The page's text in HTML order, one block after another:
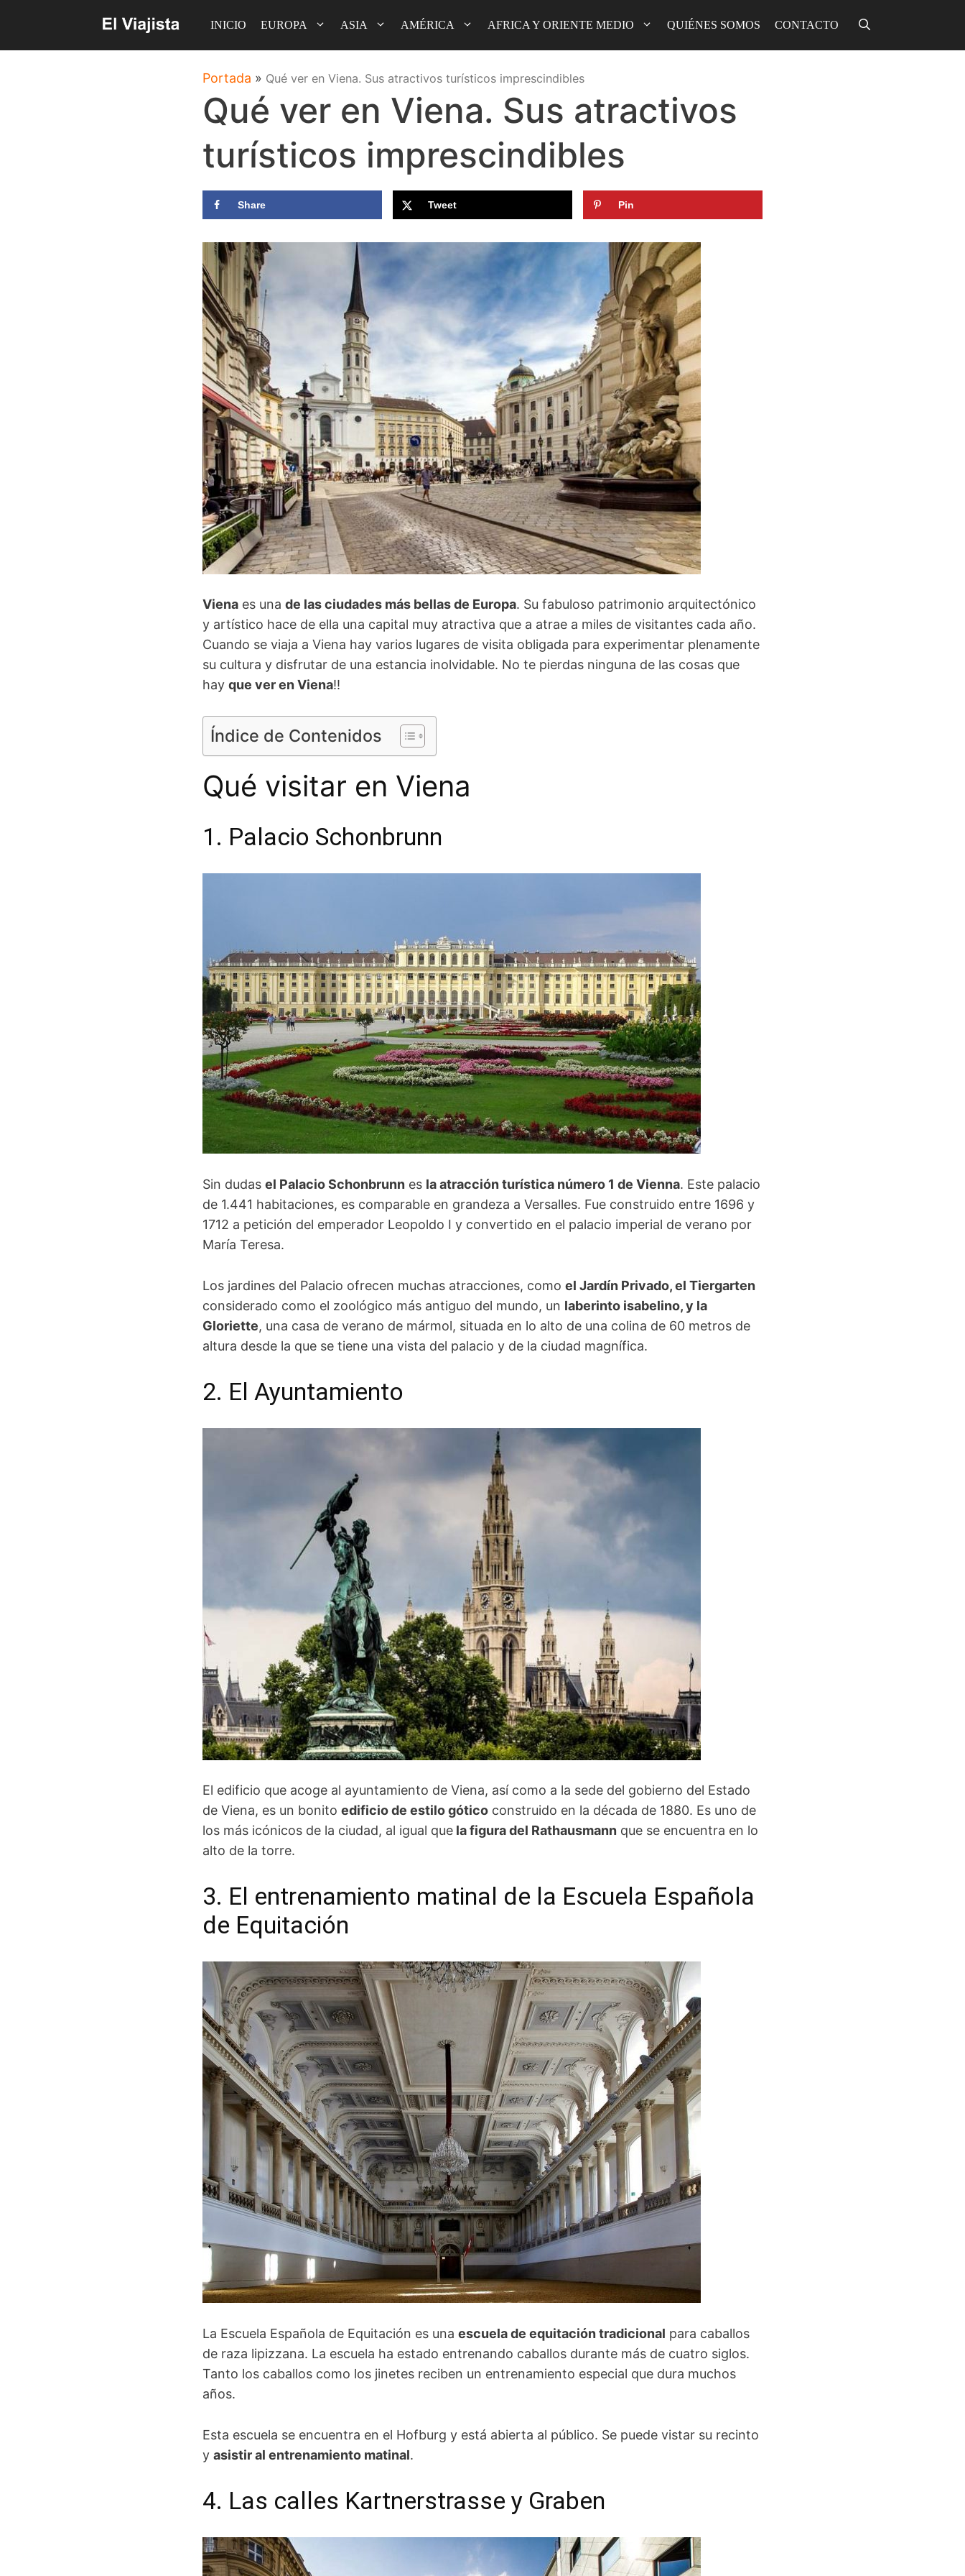
contenido
INICIO EUROPA ASIA AMÉRICA AFRICA Y ORIENTE MEDIO QUIÉNES SOMOS CONTACTO
Portada » Qué ver en Viena. Sus atractivos turísticos imprescindibles
Qué ver en Viena. Sus atractivos
turísticos imprescindibles
Share Tweet Pin
Viena es una de las ciudades más bellas de Europa. Su fabuloso patrimonio arquitectónico
y artístico hace de ella una capital muy atractiva que a atrae a miles de visitantes cada año.
Cuando se viaja a Viena hay varios lugares de visita obligada para experimentar plenamente
su cultura y disfrutar de una estancia inolvidable. No te pierdas ninguna de las cosas que
hay que ver en Viena!!
Índice de Contenidos
Qué visitar en Viena
1. Palacio Schonbrunn
Sin dudas el Palacio Schonbrunn es la atracción turística número 1 de Vienna. Este palacio
de 1.441 habitaciones, es comparable en grandeza a Versalles. Fue construido entre 1696 y
1712 a petición del emperador Leopoldo I y convertido en el palacio imperial de verano por
María Teresa.
Los jardines del Palacio ofrecen muchas atracciones, como el Jardín Privado, el Tiergarten
considerado como el zoológico más antiguo del mundo, un laberinto isabelino, y la
Gloriette, una casa de verano de mármol, situada en lo alto de una colina de 60 metros de
altura desde la que se tiene una vista del palacio y de la ciudad magnífica.
2. El Ayuntamiento
El edificio que acoge al ayuntamiento de Viena, así como a la sede del gobierno del Estado
de Viena, es un bonito edificio de estilo gótico construido en la década de 1880. Es uno de
los más icónicos de la ciudad, al igual que la figura del Rathausmann que se encuentra en lo
alto de la torre.
3. El entrenamiento matinal de la Escuela Española
de Equitación
La Escuela Española de Equitación es una escuela de equitación tradicional para caballos
de raza lipizzana. La escuela ha estado entrenando caballos durante más de cuatro siglos.
Tanto los caballos como los jinetes reciben un entrenamiento especial que dura muchos
años.
Esta escuela se encuentra en el Hofburg y está abierta al público. Se puede vistar su recinto
y asistir al entrenamiento matinal.
4. Las calles Kartnerstrasse y Graben